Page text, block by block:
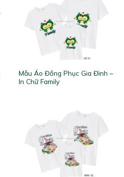
Mẫu Áo Đồng Phục Gia Đình –
In Chữ Family